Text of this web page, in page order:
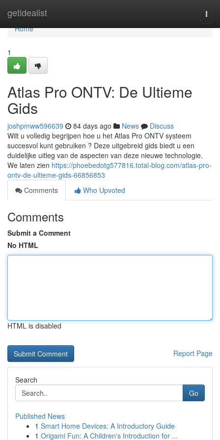
getidealist
Home
Home
1
Atlas Pro ONTV: De Ultieme
Gids
joshpmww596639 84 days ago News
Discuss
Wilt u volledig begrijpen hoe u het Atlas Pro ONTV systeem
succesvol kunt gebruiken ? Deze uitgebreid gids biedt u een
duidelijke uitleg van de aspecten van deze nieuwe technologie.
We laten zien https://phoebedotg577816.total-blog.com/atlas-pro-
ontv-de-ultieme-gids-66856853
Comments
Who Upvoted
Comments
Submit a Comment
No HTML
HTML is disabled
Report Page
Search
Go
Published News
1 Smart Home Devices: A Introductory Guide
1 Origami Fun: A Children's Introduction for ...